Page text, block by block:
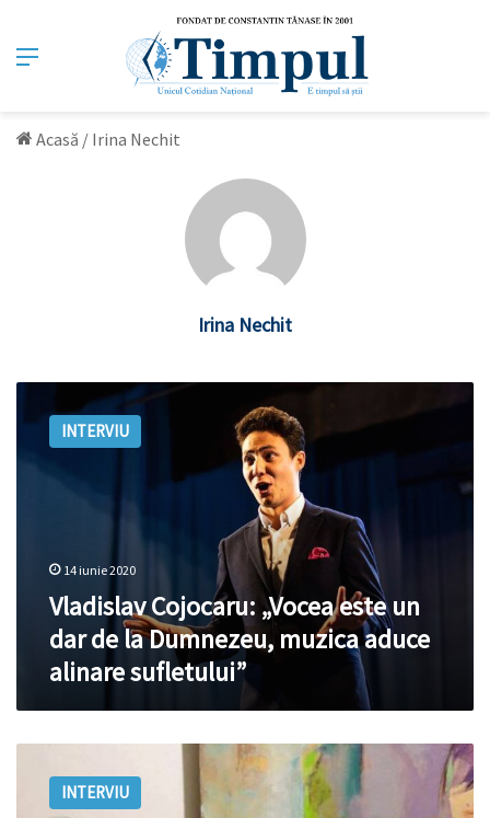
Meniu
Acasă / Irina Nechit
Irina Nechit
Cojocaru:
„Vocea
Dumnezeu,
muzica
aduce
alinare
sufletului”
INTERVIU
14 iunie 2020
Vladislav Cojocaru: „Vocea este un
dar de la Dumnezeu, muzica aduce
alinare sufletului”
Cozmolici:
„PictezINTERVIU